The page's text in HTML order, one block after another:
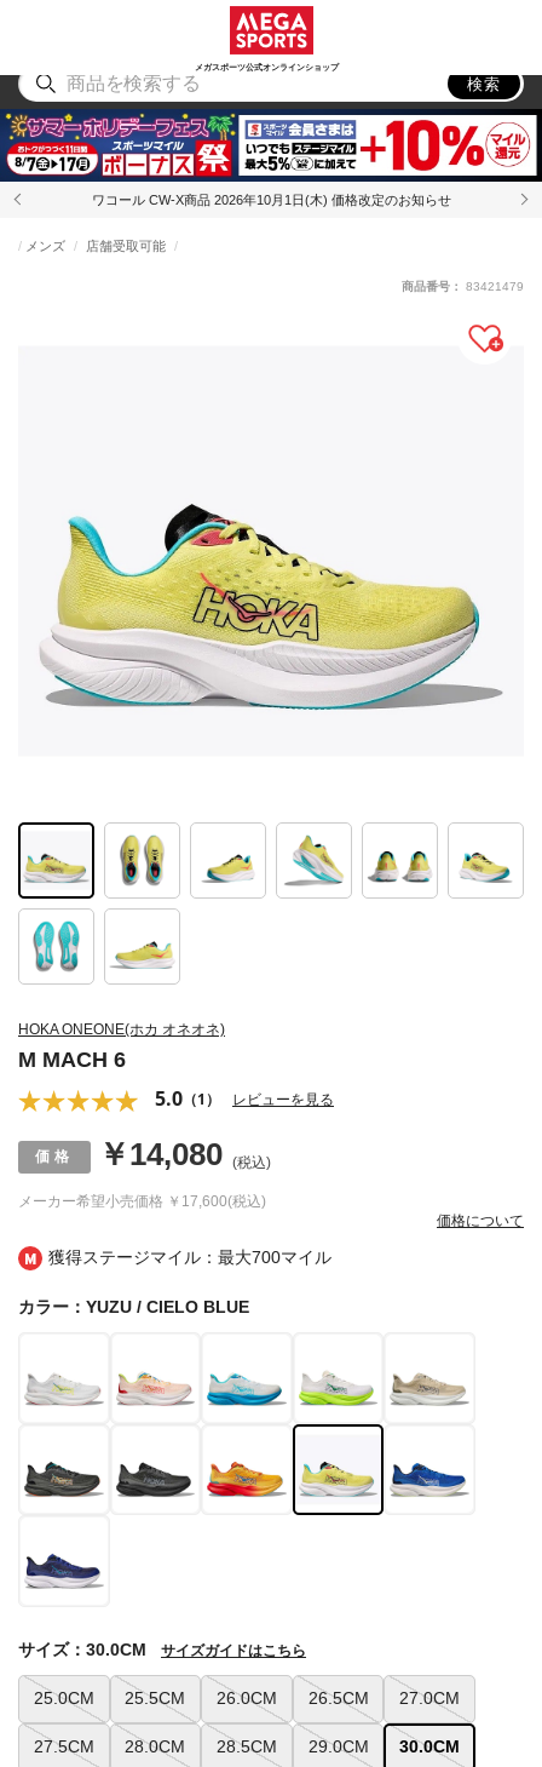
メガスポーツ公式オンラインショップ
アウトドア
検索
ワコール CW-X商品 2026年10月1日(木) 価格改定のお知らせ
獲得ステージマイル：最大700マイル
HOKA ONEONE(ホカ オネオネ)
M MACH 6
5.0 （1） レビューを見る
メンズ 店舗受取可能
メーカー希望小売価格 ￥17,600(税込)
￥14,080 (税込)
価格について
商品番号： 83421479
カラー：YUZU / CIELO BLUE
25.0CM 25.5CM 26.0CM 26.5CM 27.0CM
27.5CM 28.0CM 28.5CM 29.0CM 30.0CM
サイズ：30.0CM サイズガイドはこちら